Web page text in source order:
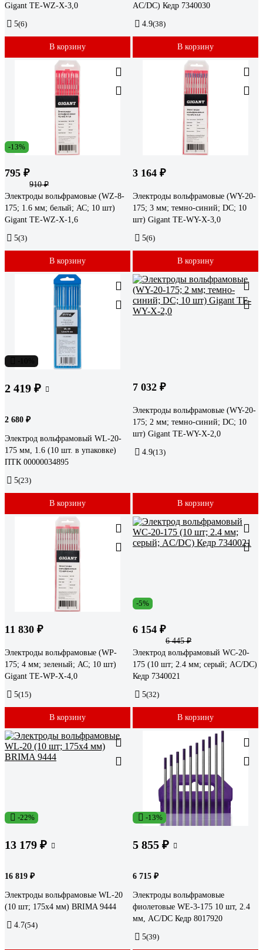
Gigant TE-WZ-X-3,0
5(6)
В корзину
AC/DC) Кедр 7340030
4.9(38)
В корзину
-13%
795 ₽
910 ₽
Электроды вольфрамовые (WZ-8-
175; 1.6 мм; белый; АС; 10 шт)
Gigant ТЕ-WZ-X-1,6
5(3)
В корзину
3 164 ₽
Электроды вольфрамовые (WY-20-
175; 3 мм; темно-синий; DC; 10
шт) Gigant ТЕ-WY-X-3,0
5(6)
В корзину
2 419 ₽
2 680 ₽
Электрод вольфрамовый WL-20-
175 мм, 1.6 (10 шт. в упаковке)
ПТК 00000034895
5(23)
В корзину
7 032 ₽
Электроды вольфрамовые (WY-20-
175; 2 мм; темно-синий; DC; 10
шт) Gigant TE-WY-X-2,0
4.9(13)
В корзину
11 830 ₽
Электроды вольфрамовые (WP-
175; 4 мм; зеленый; АС; 10 шт)
Gigant TE-WP-X-4,0
5(15)
В корзину
-5%
6 154 ₽
6 445 ₽
Электрод вольфрамовый WC-20-
175 (10 шт; 2.4 мм; серый; AC/DC)
Кедр 7340021
5(32)
В корзину
-22%
13 179 ₽
16 819 ₽
Электроды вольфрамовые WL-20
(10 шт; 175х4 мм) BRIMA 9444
4.7(54)
-13%
5 855 ₽
6 715 ₽
Электроды вольфрамовые
фиолетовые WE-3-175 10 шт, 2.4
мм, AC/DC Кедр 8017920
5(39)